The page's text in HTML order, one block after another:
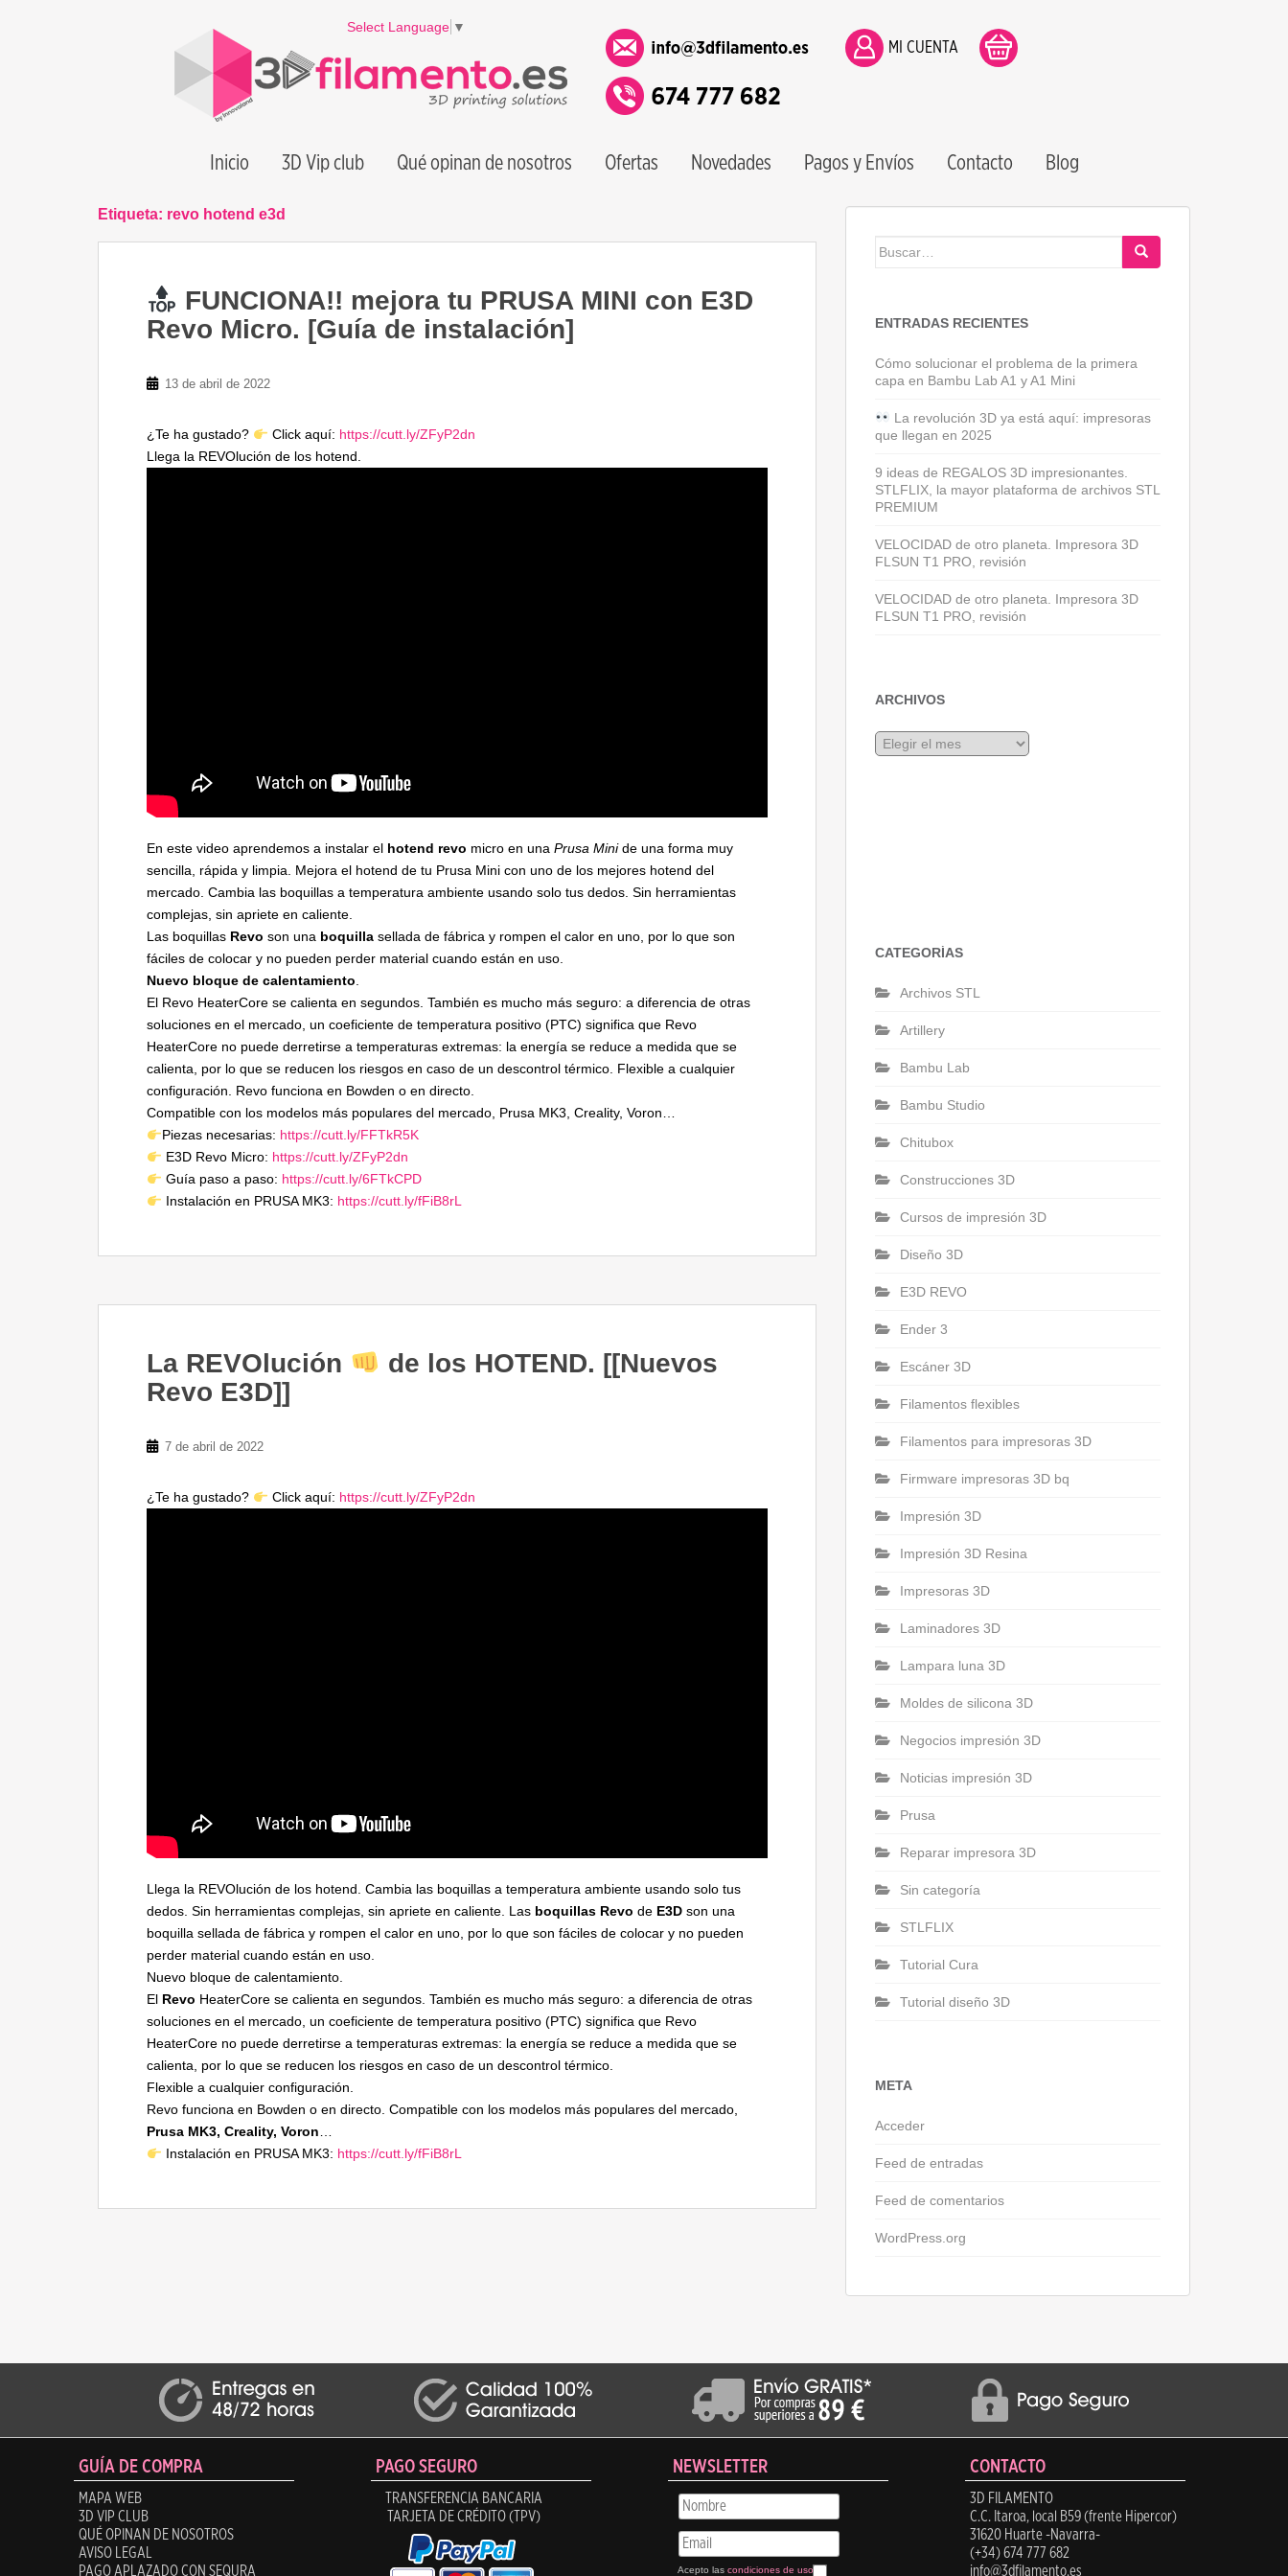
Select Language ▼
MI CUENTA
Inicio 3D Vip club Qué opinan de nosotros Ofertas Novedades Pagos y Envíos Contacto Blog
Etiqueta: revo hotend e3d
FUNCIONA!! mejora tu PRUSA MINI con E3D
Revo Micro. [Guía de instalación]
13 de abril de 2022
¿Te ha gustado? Click aquí: https://cutt.ly/ZFyP2dn
Llega la REVOlución de los hotend.
En este video aprendemos a instalar el hotend revo micro en una Prusa Minide una forma muy
sencilla, rápida y limpia. Mejora el hotend de tu Prusa Mini con uno de los mejores hotend del
mercado. Cambia las boquillas a temperatura ambiente usando solo tus dedos. Sin herramientas
complejas, sin apriete en caliente.
Las boquillas Revo son una boquilla sellada de fábrica y rompen el calor en uno, por lo que son
fáciles de colocar y no pueden perder material cuando están en uso.
Nuevo bloque de calentamiento.
El Revo HeaterCore se calienta en segundos. También es mucho más seguro: a diferencia de otras
soluciones en el mercado, un coeficiente de temperatura positivo (PTC) significa que Revo
HeaterCore no puede derretirse a temperaturas extremas: la energía se reduce a medida que se
calienta, por lo que se reducen los riesgos en caso de un descontrol térmico. Flexible a cualquier
configuración. Revo funciona en Bowden o en directo.
Compatible con los modelos más populares del mercado, Prusa MK3, Creality, Voron…
Piezas necesarias: https://cutt.ly/FFTkR5K
E3D Revo Micro: https://cutt.ly/ZFyP2dn
Guía paso a paso: https://cutt.ly/6FTkCPD
Instalación en PRUSA MK3: https://cutt.ly/fFiB8rL
La REVOlución
de los HOTEND. [[Nuevos
Revo E3D]]
7 de abril de 2022
¿Te ha gustado? Click aquí: https://cutt.ly/ZFyP2dn
Llega la REVOlución de los hotend. Cambia las boquillas a temperatura ambiente usando solo tus
dedos. Sin herramientas complejas, sin apriete en caliente. Las boquillas Revo de E3D son una
boquilla sellada de fábrica y rompen el calor en uno, por lo que son fáciles de colocar y no pueden
perder material cuando están en uso.
Nuevo bloque de calentamiento.
El Revo HeaterCore se calienta en segundos. También es mucho más seguro: a diferencia de otras
soluciones en el mercado, un coeficiente de temperatura positivo (PTC) significa que Revo
HeaterCore no puede derretirse a temperaturas extremas: la energía se reduce a medida que se
calienta, por lo que se reducen los riesgos en caso de un descontrol térmico.
Flexible a cualquier configuración.
Revo funciona en Bowden o en directo. Compatible con los modelos más populares del mercado,
Prusa MK3, Creality, Voron…
Instalación en PRUSA MK3: https://cutt.ly/fFiB8rL
Buscar:
ENTRADAS RECIENTES
Cómo solucionar el problema de la primera
capa en Bambu Lab A1 y A1 Mini
La revolución 3D ya está aquí: impresoras
que llegan en 2025
9 ideas de REGALOS 3D impresionantes.
STLFLIX, la mayor plataforma de archivos STL
PREMIUM
VELOCIDAD de otro planeta. Impresora 3D
FLSUN T1 PRO, revisión
VELOCIDAD de otro planeta. Impresora 3D
FLSUN T1 PRO, revisión
ARCHIVOS
Archivos
CATEGORÍAS
Archivos STL
Artillery
Bambu Lab
Bambu Studio
Chitubox
Construcciones 3D
Cursos de impresión 3D
Diseño 3D
E3D REVO
Ender 3
Escáner 3D
Filamentos flexibles
Filamentos para impresoras 3D
Firmware impresoras 3D bq
Impresión 3D
Impresión 3D Resina
Impresoras 3D
Laminadores 3D
Lampara luna 3D
Moldes de silicona 3D
Negocios impresión 3D
Noticias impresión 3D
Prusa
Reparar impresora 3D
Sin categoría
STLFLIX
Tutorial Cura
Tutorial diseño 3D
META
Acceder
Feed de entradas
Feed de comentarios
WordPress.org
GUÍA DE COMPRA
MAPA WEB
3D VIP CLUB
QUÉ OPINAN DE NOSOTROS
AVISO LEGAL
PAGO APLAZADO CON SEQURA
PAGO SEGURO
TRANSFERENCIA BANCARIA
TARJETA DE CRÉDITO (TPV)
NEWSLETTER
Acepto las condiciones de uso
CONTACTO
3D FILAMENTO
C.C. Itaroa, local B59 (frente Hipercor)
31620 Huarte -Navarra-
(+34) 674 777 682
info@3dfilamento.es